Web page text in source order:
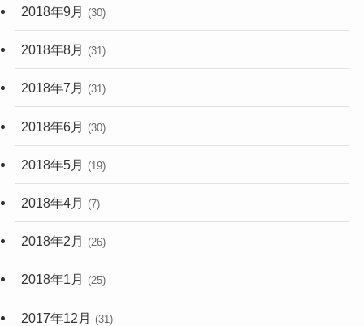
2018年9月 (30)
2018年8月 (31)
2018年7月 (31)
2018年6月 (30)
2018年5月 (19)
2018年4月 (7)
2018年2月 (26)
2018年1月 (25)
2017年12月 (31)